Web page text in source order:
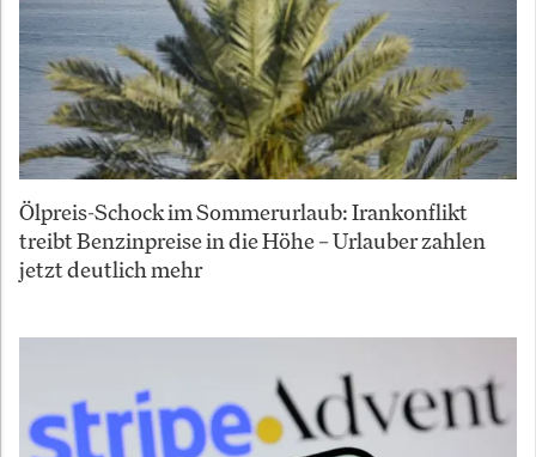
Ölpreis-Schock im Sommerurlaub: Irankonflikt
treibt Benzinpreise in die Höhe – Urlauber zahlen
jetzt deutlich mehr